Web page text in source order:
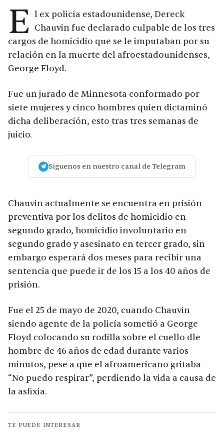
E l ex policía estadounidense, Dereck
Chauvin fue declarado culpable de los tres
cargos de homicidio que se le imputaban por su
relación en la muerte del afroestadounidenses,
George Floyd.
Fue un jurado de Minnesota conformado por
siete mujeres y cinco hombres quien dictaminó
dicha deliberación, esto tras tres semanas de
juicio.
Síguenos en nuestro canal de Telegram
Chauvin actualmente se encuentra en prisión
preventiva por los delitos de homicidio en
segundo grado, homicidio involuntario en
segundo grado y asesinato en tercer grado, sin
embargo esperará dos meses para recibir una
sentencia que puede ir de los 15 a los 40 años de
prisión.
Fue el 25 de mayo de 2020, cuando Chauvin
siendo agente de la policía sometió a George
Floyd colocando su rodilla sobre el cuello dle
hombre de 46 años de edad durante varios
minutos, pese a que el afroamericano gritaba
“No puedo respirar”, perdiendo la vida a causa de
la asfixia.
TE PUEDE INTERESAR